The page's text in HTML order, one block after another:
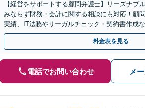
【経営をサポートする顧問弁護士】リーズナブ
みならず財務・会計に関する相談にも対応！顧
実績、IT法務やリーガルチェック・契約書作成
ついてお気軽にご相談ください。
料金表を見る
電話でお問い合わせ メ